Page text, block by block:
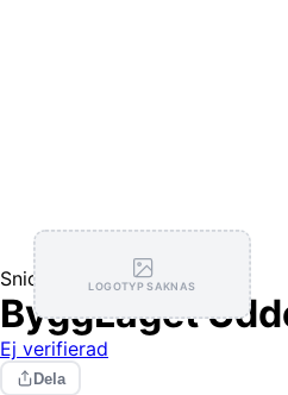
LOGOTYP SAKNAS
Snickare
ByggLaget
Ej verifierad
Dela